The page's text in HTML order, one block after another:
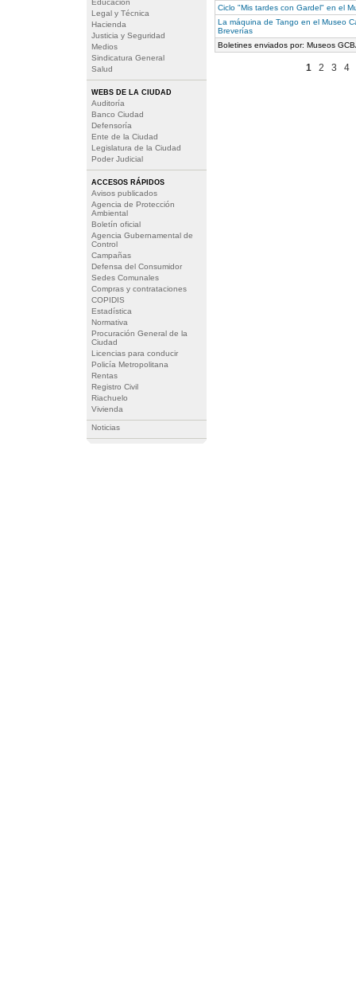
Educación
Legal y Técnica
Hacienda
Justicia y Seguridad
Medios
Sindicatura General
Salud
WEBS DE LA CIUDAD
Auditoría
Banco Ciudad
Defensoría
Ente de la Ciudad
Legislatura de la Ciudad
Poder Judicial
ACCESOS RÁPIDOS
Avisos publicados
Agencia de Protección
Ambiental
Boletín oficial
Agencia Gubernamental de
Control
Campañas
Defensa del Consumidor
Sedes Comunales
Compras y contrataciones
COPIDIS
Estadística
Normativa
Procuración General de la
Ciudad
Licencias para conducir
Policía Metropolitana
Rentas
Registro Civil
Riachuelo
Vivienda
Noticias
Boletines enviados por: Museos
Ciclo "Mis tardes con Gardel" en el
La máquina de Tango en el Museo
Breverías
1 2 3 4